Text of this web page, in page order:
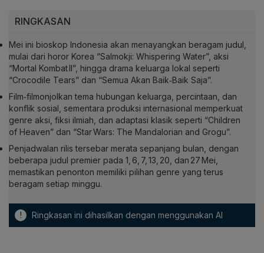
RINGKASAN
Mei ini bioskop Indonesia akan menayangkan beragam judul,
mulai dari horor Korea “Salmokji: Whispering Water”, aksi
“Mortal Kombat II”, hingga drama keluarga lokal seperti
“Crocodile Tears” dan “Semua Akan Baik‑Baik Saja”.
Film‑filmonjolkan tema hubungan keluarga, percintaan, dan
konflik sosial, sementara produksi internasional memperkuat
genre aksi, fiksi ilmiah, dan adaptasi klasik seperti “Children
of Heaven” dan “Star Wars: The Mandalorian and Grogu”.
Penjadwalan rilis tersebar merata sepanjang bulan, dengan
beberapa judul premier pada 1, 6, 7, 13, 20, dan 27 Mei,
memastikan penonton memiliki pilihan genre yang terus
beragam setiap minggu.
! Ringkasan ini dihasilkan dengan menggunakan AI